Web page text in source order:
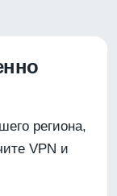
региона,
VPN и